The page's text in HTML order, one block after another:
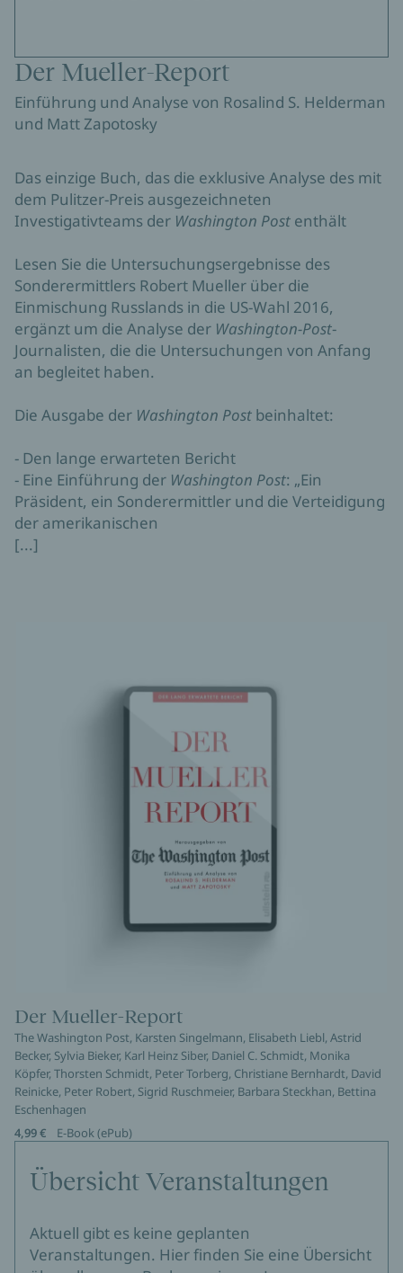
Der Mueller-Report
Einführung und Analyse von Rosalind S. Helderman
und Matt Zapotosky
Das einzige Buch, das die exklusive Analyse des mit
dem Pulitzer-Preis ausgezeichneten
Investigativteams der Washington Post enthält
Lesen Sie die Untersuchungsergebnisse des
Sonderermittlers Robert Mueller über die
Einmischung Russlands in die US-Wahl 2016,
ergänzt um die Analyse der Washington-Post-
Journalisten, die die Untersuchungen von Anfang
an begleitet haben.
Die Ausgabe der Washington Post beinhaltet:
- Den lange erwarteten Bericht
- Eine Einführung der Washington Post: „Ein
Präsident, ein Sonderermittler und die Verteidigung
der amerikanischen
[...]
Der Mueller-Report
The Washington Post, Karsten Singelmann, Elisabeth Liebl, Astrid
Becker, Sylvia Bieker, Karl Heinz Siber, Daniel C. Schmidt, Monika
Köpfer, Thorsten Schmidt, Peter Torberg, Christiane Bernhardt, David
Reinicke, Peter Robert, Sigrid Ruschmeier, Barbara Steckhan, Bettina
Eschenhagen
4,99 €
E-Book (ePub)
Übersicht Veranstaltungen
Aktuell gibt es keine geplanten
Veranstaltungen. Hier finden Sie eine Übersicht